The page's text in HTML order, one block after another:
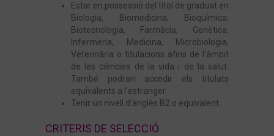
Estar en possessió del títol de graduat en
Biologia, Biomedicina, Bioquímica,
Biotecnologia, Farmàcia, Genètica,
Infermeria, Medicina, Microbiologia,
Veterinària o titulacions afins de l’àmbit
de les ciències de la vida i de la salut.
També podran accedir els titulats
equivalents a l'estranger.
Tenir un nivell d'anglès B2 o equivalent.
CRITERIS DE SELECCIÓ